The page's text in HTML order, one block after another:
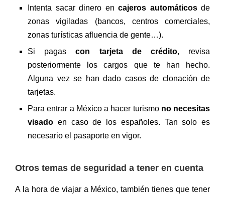
Intenta sacar dinero en cajeros automáticosde
zonas vigiladas (bancos, centros comerciales,
zonas turísticas afluencia de gente…).
Si pagascon tarjeta de crédito, revisa
posteriormente los cargos que te han hecho.
Alguna vez se han dado casos de clonación de
tarjetas.
Para entrar a México a hacer turismo no necesitas
visado en caso de los españoles. Tan solo es
necesario el pasaporte en vigor.
Otros temas de seguridad a tener en cuenta
A la hora de viajar a México, también tienes que tener